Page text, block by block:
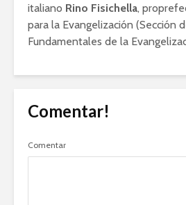
italiano Rino Fisichella,
para la Evangelización (Sección
Fundamentales de la
Comentar!
Comentar